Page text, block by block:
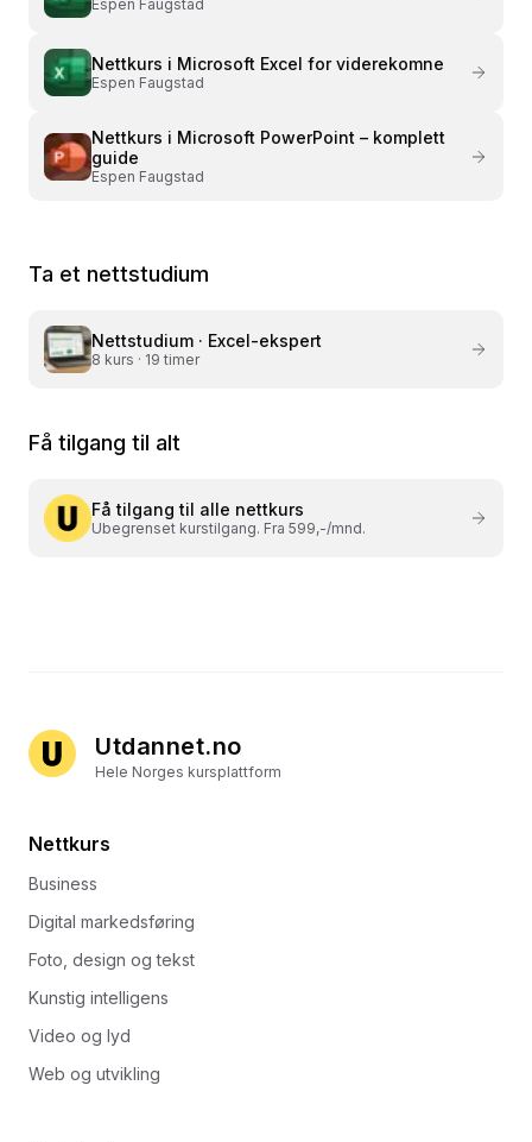
Espen Faugstad
Nettkurs i Microsoft Excel for viderekomne
Espen Faugstad
Nettkurs i Microsoft PowerPoint – komplett
guide
Espen Faugstad
Ta et nettstudium
Nettstudium · Excel-ekspert
8 kurs · 19 timer
Få tilgang til alt
Få tilgang til alle nettkurs
Ubegrenset kurstilgang. Fra 599,-/mnd.
Utdannet.no
Hele Norges kursplattform
Nettkurs
Business
Digital markedsføring
Foto, design og tekst
Kunstig intelligens
Video og lyd
Web og utvikling